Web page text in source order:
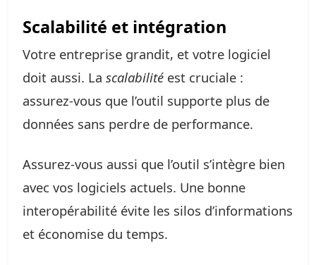
Scalabilité et intégration
Votre entreprise grandit, et votre logiciel
doit aussi. La scalabilité est cruciale :
assurez-vous que l’outil supporte plus de
données sans perdre de performance.
Assurez-vous aussi que l’outil s’intègre bien
avec vos logiciels actuels. Une bonne
interopérabilité évite les silos d’informations
et économise du temps.